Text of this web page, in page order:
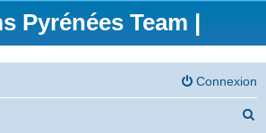
Pyrénées Team |
Connexion